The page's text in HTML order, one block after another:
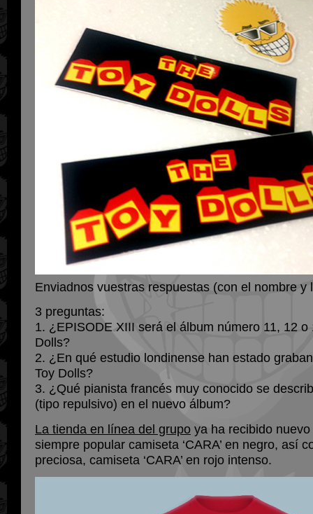
Enviadnos vuestras respuestas (con el nombre
3 preguntas:
1. ¿EPISODE XIII será el álbum número 11, 12 o
Dolls?
2. ¿En qué estudio londinense han estado
Toy Dolls?
3. ¿Qué pianista francés muy conocido se
(tipo repulsivo) en el nuevo álbum?
La tienda en línea del grupo ya ha recibido
siempre popular camiseta ‘CARA’ en negro, así
preciosa, camiseta ‘CARA’ en rojo intenso.